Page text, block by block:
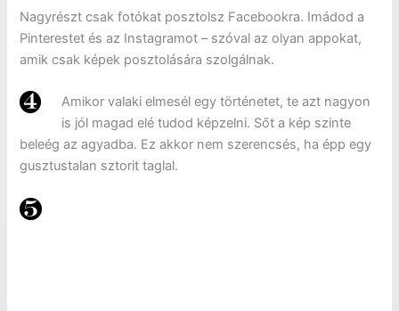
Nagyrészt csak fotókat posztolsz Facebookra. Imádod a
Pinterestet és az Instagramot – szóval az olyan appokat,
amik csak képek posztolására szolgálnak.
Amikor valaki elmesél egy történetet, te azt nagyon
is jól magad elé tudod képzelni. Sőt a kép szinte
beleég az agyadba. Ez akkor nem szerencsés, ha épp egy
gusztustalan sztorit taglal.